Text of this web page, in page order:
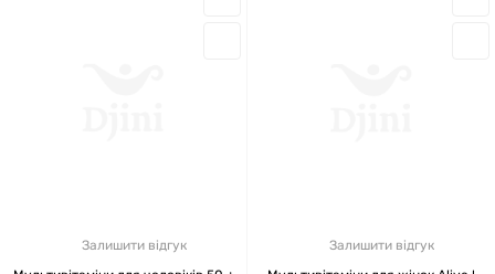
Залишити відгук
Залишити відгук